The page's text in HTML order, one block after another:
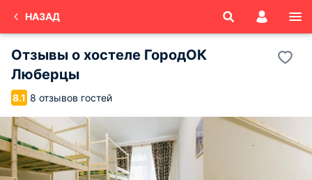
НАЗАД
Отзывы о хостеле ГородОК
Люберцы
8.1 8 отзывов гостей